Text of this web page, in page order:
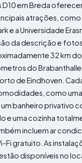
D10 em Breda
atrações, como
e a Universidade
da descrição e
32 km
do
de Eindhoven.
como uma
banheiro privativo
e uma cozinha
incluem ar
Fi gratuito. As
disponíveis no